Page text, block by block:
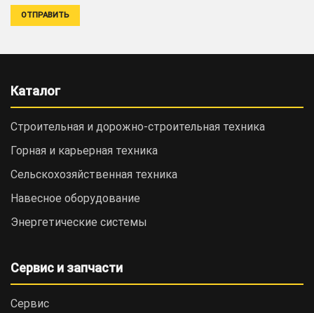
Каталог
Строительная и дорожно-cтроительная техника
Горная и карьерная техника
Сельскохозяйственная техника
Навесное оборудование
Энергетические системы
Сервис и запчасти
Сервис